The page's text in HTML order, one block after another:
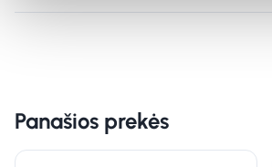
Panašios prekės